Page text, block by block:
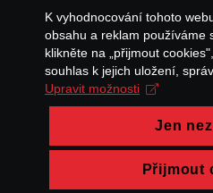
K vyhodnocování tohoto
obsahu a reklam používáme
klikněte na „přijmout
souhlas k jejich uložení,
Upravit možnosti
Jen
Přijmout